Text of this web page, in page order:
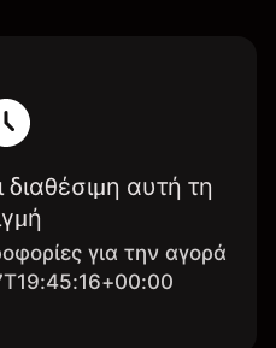
αυτή τη
για την αγορά